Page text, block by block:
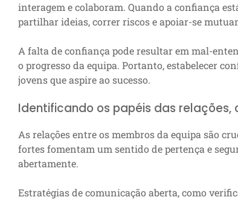
interagem e colaboram. Quando a confiança
partilhar ideias, correr riscos e apoiar-se
A falta de confiança pode resultar em mal-
o progresso da equipa. Portanto, estabelecer
jovens que aspire ao sucesso.
Identificando os papéis das relações,
As relações entre os membros da equipa são
fortes fomentam um sentido de pertença e
abertamente.
Estratégias de comunicação aberta, como